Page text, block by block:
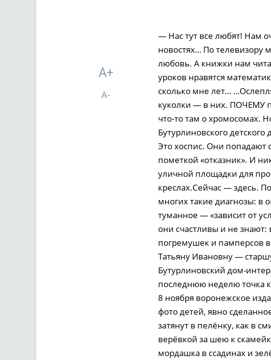
A+
A-
— Нас тут все любят! Нам
новостях… По
любовь. А книжки нам
уроков нравятся
сколько мне лет…
куколки — в них. ПОЧЕМУ
что-то там о хромосомах.
Бутурлиновского
Это хоспис. Они попадают
пометкой «отказник». И
уличной площадки для
креслах.Сейчас — здесь.
многих такие диагнозы: в
туманное — «зависит от
они счастливы и не знают:
погремушек и памперсов в
Татьяну Ивановну —
Бутурлиновский дом-
последнюю неделю точка
8 ноября воронежское
фото детей, явно
затянут в пелёнку, как в
верёвкой за шею к
мордашка в ссадинах и